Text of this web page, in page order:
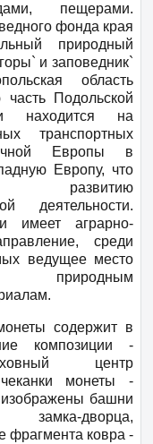
пещерами.
фонда края
природный
и заповедник`
область
часть Подольской
находится на
транспортных
Европы в
Европу, что
развитию
деятельности.
имеет аграрно-
среди
ведущее место
природным
содержит в
композиции -
центр
монеты -
башни
замка-дворца,
фрагмента ковра -